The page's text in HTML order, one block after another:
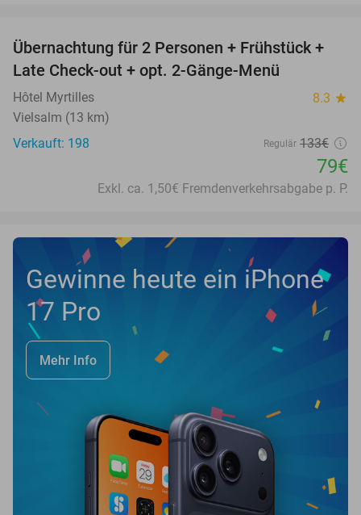
41%
Übernachtung für 2 Personen + Frühstück +
Late Check-out + opt. 2-Gänge-Menü
Hôtel Myrtilles 8.3 star
Vielsalm (13 km)
Verkauft: 198
Regulär 133€
79€
Exkl. ca. 1,50€ Fremdenverkehrsabgabe p. P.
Gewinne heute ein iPhone
17 Pro
Mehr Info